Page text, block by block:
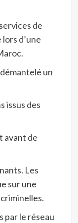
de
d’une
un
issus des
avant de
Les
sur une
par le réseau